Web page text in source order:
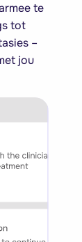
te
tot
–
jou